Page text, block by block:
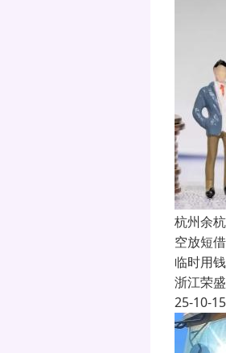
杭州余
空放短
临时用
浙江荣
25-10-